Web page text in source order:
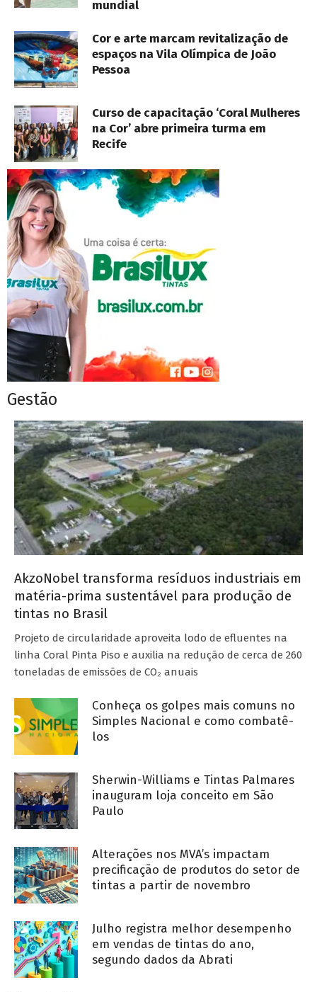
mundial
Cor e arte marcam revitalização de
espaços na Vila Olímpica de João
Pessoa
Curso de capacitação ‘Coral Mulheres
na Cor’ abre primeira turma em
Recife
Gestão
AkzoNobel transforma resíduos industriais em
matéria-prima sustentável para produção de
tintas no Brasil
Projeto de circularidade aproveita lodo de efluentes na
linha Coral Pinta Piso e auxilia na redução de cerca de 260
toneladas de emissões de CO₂ anuais
Conheça os golpes mais comuns no
Simples Nacional e como combatê-
los
Sherwin-Williams e Tintas Palmares
inauguram loja conceito em São
Paulo
Alterações nos MVA’s impactam
precificação de produtos do setor de
tintas a partir de novembro
Julho registra melhor desempenho
em vendas de tintas do ano,
segundo dados da Abrati